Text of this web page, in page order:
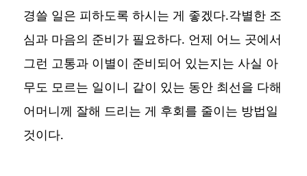
경쓸 일은 피하도록 하시는 게 좋겠다.각별한 조
심과 마음의 준비가 필요하다. 언제 어느 곳에서
그런 고통과 이별이 준비되어 있는지는 사실 아
무도 모르는 일이니 같이 있는 동안 최선을 다해
어머니께 잘해 드리는 게 후회를 줄이는 방법일
것이다.